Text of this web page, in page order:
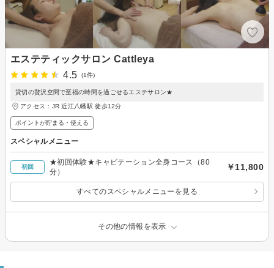
エステティックサロン Cattleya
4.5
(1件)
貸切の贅沢空間で至福の時間を過ごせるエステサロン★
アクセス：JR 近江八幡駅 徒歩12分
ポイントが貯まる・使える
スペシャルメニュー
初回
★初回体験★キャビテーション全身コース（80
分）
￥11,800
すべてのスペシャルメニューを見る
その他の情報を表示